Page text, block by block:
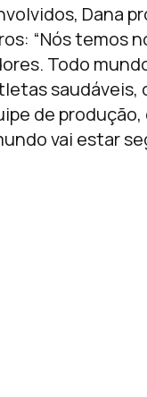
Dana
“Nós temos
Todo
saudáveis,
de
vai estar